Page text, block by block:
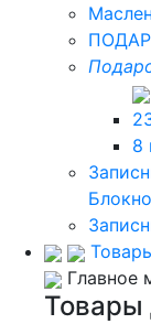
8
Главное
Товары